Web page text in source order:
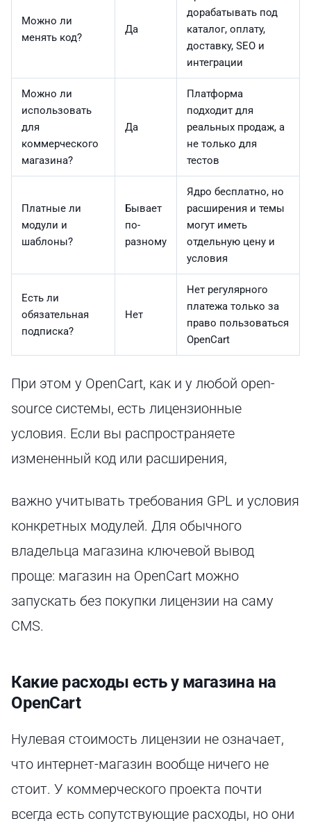
Можно ли
менять код?
Да
дорабатывать под
каталог, оплату,
доставку, SEO и
интеграции
Можно ли
использовать
для
коммерческого
магазина?
Да
Платформа
подходит для
реальных продаж, а
не только для
тестов
Платные ли
модули и
шаблоны?
Бывает
по-
разному
Ядро бесплатно, но
расширения и темы
могут иметь
отдельную цену и
условия
Есть ли
обязательная
подписка?
Нет
Нет регулярного
платежа только за
право пользоваться
OpenCart
При этом у OpenCart, как и у любой open-
source системы, есть лицензионные
условия. Если вы распространяете
измененный код или расширения,
важно учитывать требования GPL и условия
конкретных модулей. Для обычного
владельца магазина ключевой вывод
проще: магазин на OpenCart можно
запускать без покупки лицензии на саму
CMS.
Какие расходы есть у магазина на
OpenCart
Нулевая стоимость лицензии не означает,
что интернет-магазин вообще ничего не
стоит. У коммерческого проекта почти
всегда есть сопутствующие расходы, но они